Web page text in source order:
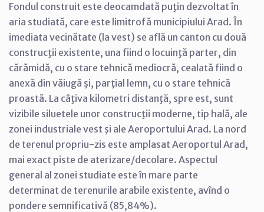
Fondul construit este deocamdată puţin dezvoltat în
aria studiată, care este limitrofă municipiului Arad. În
imediata vecinătate (la vest) se află un canton cu două
construcţii existente, una fiind o locuinţă parter, din
cărămidă, cu o stare tehnică mediocră, cealată fiind o
anexă din văiugă şi, parţial lemn, cu o stare tehnică
proastă. La câţiva kilometri distanţă, spre est, sunt
vizibile siluetele unor construcţii moderne, tip hală, ale
zonei industriale vest şi ale Aeroportului Arad. La nord
de terenul propriu-zis este amplasat Aeroportul Arad,
mai exact piste de aterizare/decolare. Aspectul
general al zonei studiate este în mare parte
determinat de terenurile arabile existente, avînd o
pondere semnificativă (85,84%).